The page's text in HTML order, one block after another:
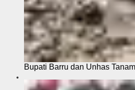
Bupati Barru dan Unhas